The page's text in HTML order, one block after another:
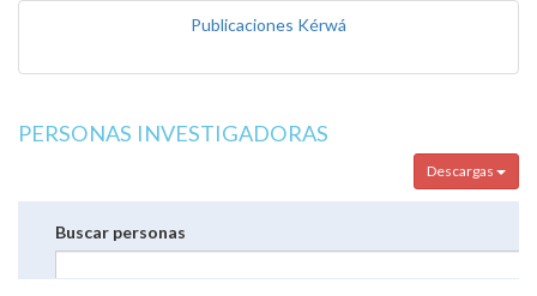
Publicaciones Kérwá
PERSONAS INVESTIGADORAS
Descargas
Buscar personas